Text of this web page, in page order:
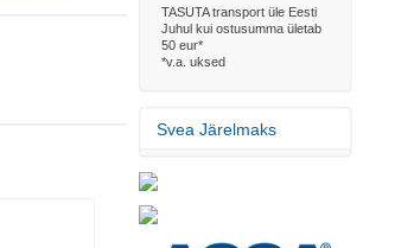
TASUTA transport üle Eesti
Juhul kui ostusumma ületab
50 eur*
*v.a. uksed
Svea Järelmaks